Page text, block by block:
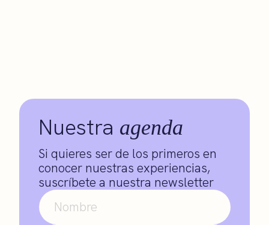
Nuestra agenda
Si quieres ser de los primeros en
conocer nuestras experiencias,
suscríbete a nuestra newsletter